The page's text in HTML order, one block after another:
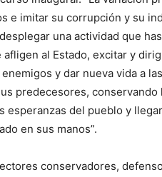
e imitar su corrupción y su
una actividad que
al Estado, excitar y
y dar nueva vida a
predecesores, conservando
esperanzas del pueblo y
en sus manos”.
conservadores,